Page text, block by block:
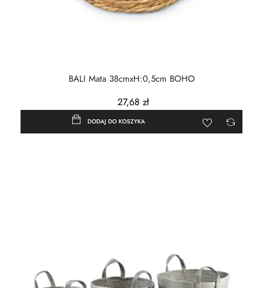
BALI Mata 38cmxH:0,5cm BOHO
27,68 zł
DODAJ DO KOSZYKA